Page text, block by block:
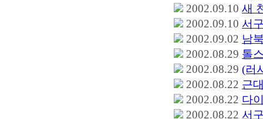
2002.09.10 새
2002.09.10 서
2002.09.02 남
2002.08.29 톨
2002.08.29 (러
2002.08.22 근
2002.08.22 다
2002.08.22 서